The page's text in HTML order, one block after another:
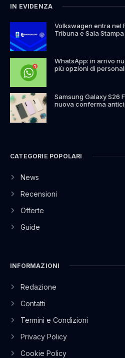
IN EVIDENZA
Volkswagen entra nel
Tribuna e Sala
WhatsApp: in arrivo
più opzioni di
Samsung Galaxy S26
nuova conferma
CATEGORIE POPOLARI
News
Recensioni
Offerte
Guide
INFORMAZIONI
Redazione
Contatti
Termini e Condizioni
Privacy Policy
Cookie Policy